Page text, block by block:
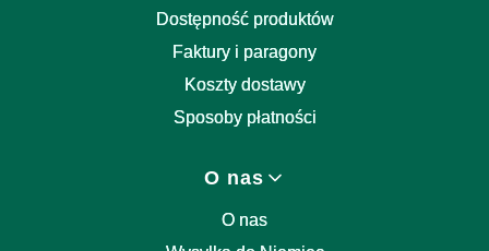
Dostępność produktów
Faktury i paragony
Koszty dostawy
Sposoby płatności
O nas
O nas